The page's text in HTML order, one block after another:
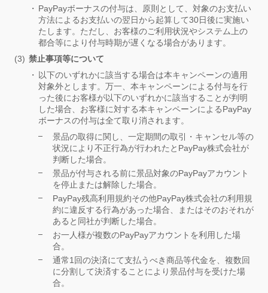
PayPayボーナスの付与は、原則として、対象のお支払い
方法によるお支払いの翌日から起算して30日後に実施い
たします。ただし、お客様のご利用状況やシステム上の
都合等により付与時期が遅くなる場合があります。
禁止事項等について
以下のいずれかに該当する場合は本キャンペーンの適用
対象外とします。万一、本キャンペーンによる付与を行
った後にお客様が以下のいずれかに該当することが判明
した場合、お客様に対する本キャンペーンによるPayPay
ボーナスの付与は全て取り消されます。
景品の取得に関し、一定期間の取引・キャンセル等の
状況により不正行為が行われたとPayPay株式会社が
判断した場合。
景品が付与される前に景品対象のPayPayアカウント
を停止または解除した場合。
PayPay残高利用規約その他PayPay株式会社の利用規
約に違反する行為があった場合、またはそのおそれが
あると同社が判断した場合。
お一人様が複数のPayPayアカウントを利用した場
合。
通常1回の決済にて支払うべき商品等代金を、複数回
に分割して決済することにより景品付与を受けた場
合。